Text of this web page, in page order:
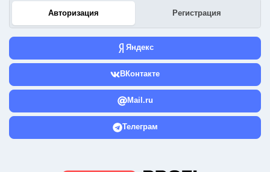
Авторизация Регистрация
Яндекс
ВКонтакте
Mail.ru
Телеграм